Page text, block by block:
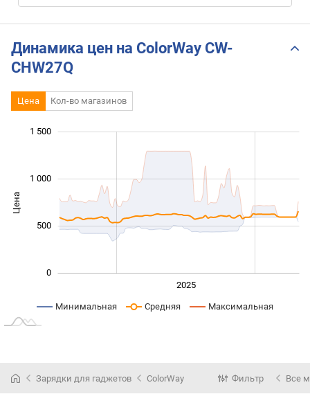
Динамика цен на ColorWay CW-
CHW27Q
Цена Кол-во магазинов
Цена
0
1 500
1 000
500
2025
Минимальная Средняя Максимальная
Зарядки для гаджетов ColorWay Фильтр Все